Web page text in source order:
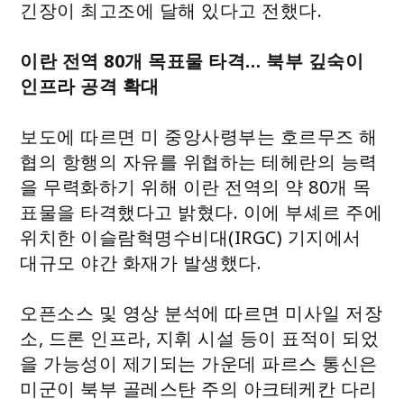
긴장이 최고조에 달해 있다고 전했다.
이란 전역 80개 목표물 타격… 북부 깊숙이
인프라 공격 확대
보도에 따르면 미 중앙사령부는 호르무즈 해
협의 항행의 자유를 위협하는 테헤란의 능력
을 무력화하기 위해 이란 전역의 약 80개 목
표물을 타격했다고 밝혔다. 이에 부셰르 주에
위치한 이슬람혁명수비대(IRGC) 기지에서
대규모 야간 화재가 발생했다.
오픈소스 및 영상 분석에 따르면 미사일 저장
소, 드론 인프라, 지휘 시설 등이 표적이 되었
을 가능성이 제기되는 가운데 파르스 통신은
미군이 북부 골레스탄 주의 아크테케칸 다리